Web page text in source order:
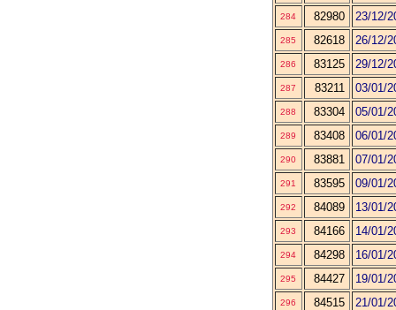
284 82980 23/12/
285 82618 26/12/
286 83125 29/12/
287 83211 03/01/
288 83304 05/01/
289 83408 06/01/
290 83881 07/01/
291 83595 09/01/
292 84089 13/01/
293 84166 14/01/
294 84298 16/01/
295 84427 19/01/
296 84515 21/01/